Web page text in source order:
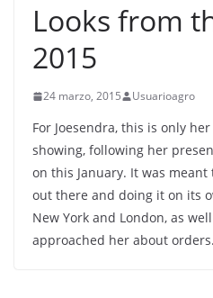
Looks from
2015
24 marzo, 2015 Usuarioagro
For Joesendra, this is only
showing, following her
on this January. It was
out there and doing it on its
New York and London, as
approached her about orders.